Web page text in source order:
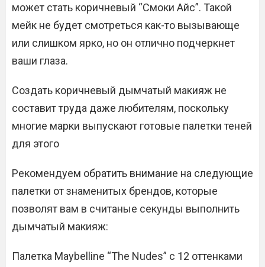
может стать коричневый “Смоки Айс”. Такой
мейк не будет смотреться как-то вызывающе
или слишком ярко, но он отлично подчеркнет
ваши глаза.
Создать коричневый дымчатый макияж не
составит труда даже любителям, поскольку
многие марки выпускают готовые палетки теней
для этого
Рекомендуем обратить внимание на следующие
палетки от знаменитых брендов, которые
позволят вам в считаные секунды выполнить
дымчатый макияж:
Палетка Maybelline “The Nudes” с 12 оттенками